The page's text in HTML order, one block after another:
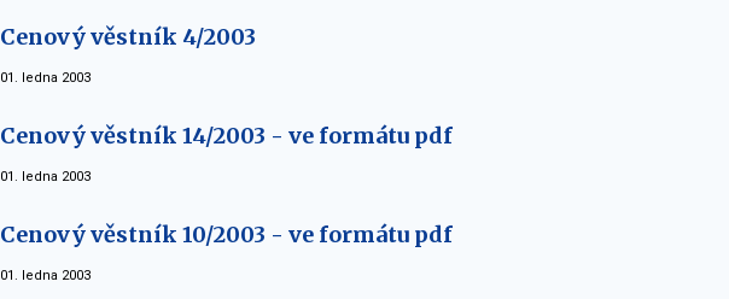
Cenový věstník 4/2003
01. ledna 2003
Cenový věstník 14/2003 - ve formátu pdf
01. ledna 2003
Cenový věstník 10/2003 - ve formátu pdf
01. ledna 2003